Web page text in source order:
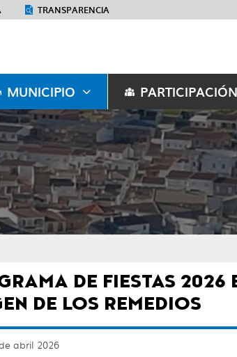
TRANSPARENCIA
MUNICIPIO PARTICIPACIÓN
DE FIESTAS 2026
DE LOS REMEDIOS
abril 2026